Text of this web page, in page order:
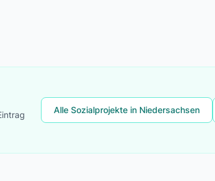
Alle Sozialprojekte in Niedersachsen